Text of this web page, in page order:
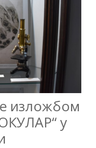
изложбом
у